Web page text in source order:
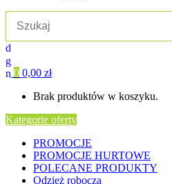
0 0,00 zł
Brak produktów w koszyku.
Kategorie oferty
PROMOCJE
PROMOCJE HURTOWE
POLECANE PRODUKTY
Odzież robocza